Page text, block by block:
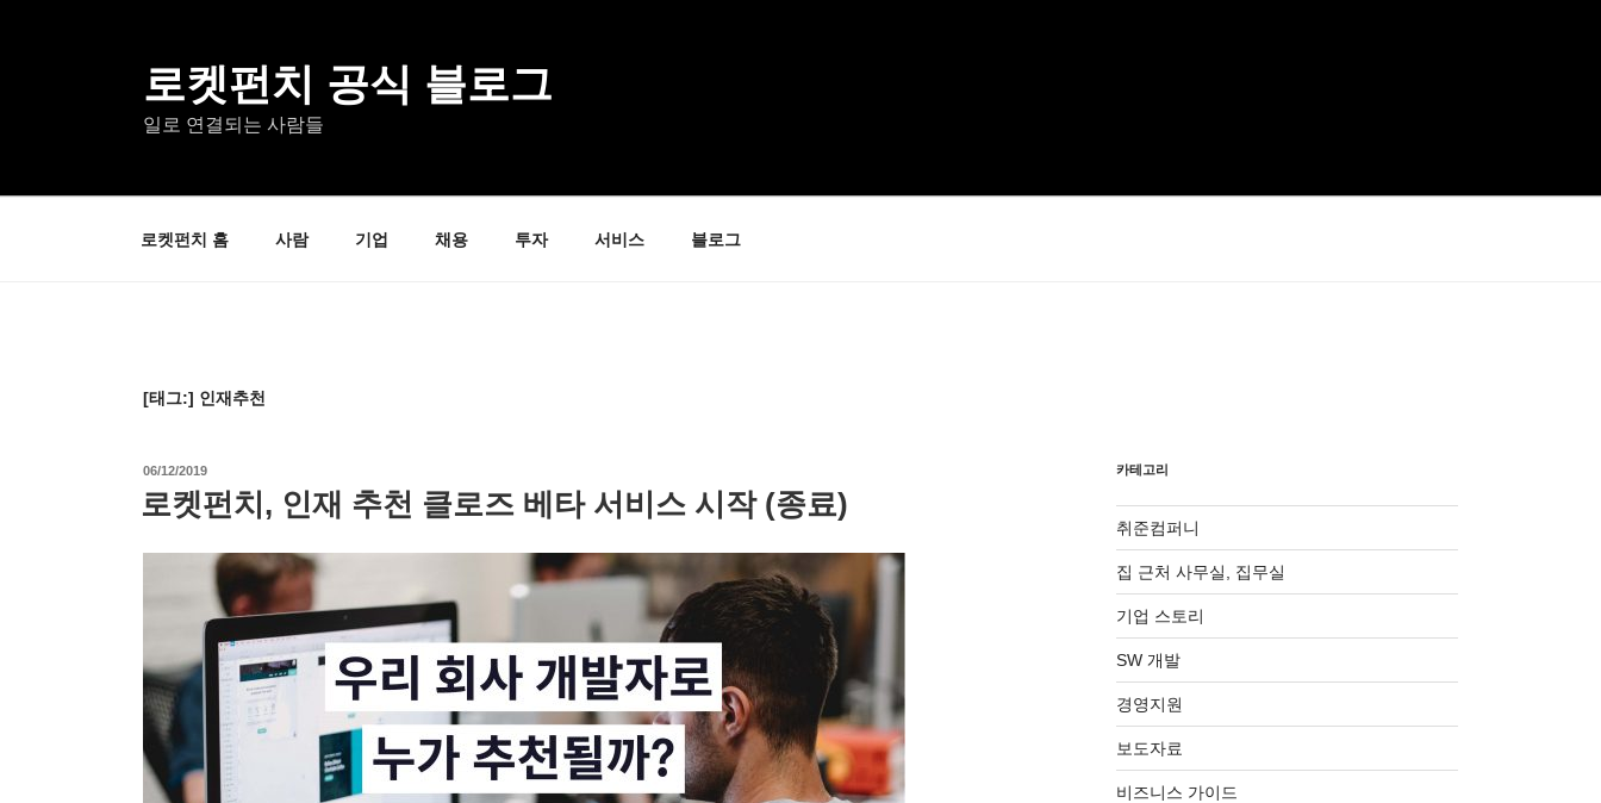
로켓펀치 공식 블로그
일로 연결되는 사람들
로켓펀치 홈 사람 기업 채용 투자 서비스 블로그
[태그:] 인재추천
작
일
06/12/2019
로켓펀치, 인재 추천 클로즈 베타 서비스 시작 (종료)
카테고리
취준컴퍼니
집 근처 사무실, 집무실
기업 스토리
SW 개발
경영지원
보도자료
비즈니스 가이드